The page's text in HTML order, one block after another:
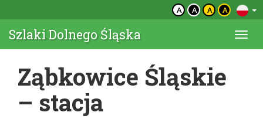
A A A A
Szlaki Dolnego Śląska
Ząbkowice Śląskie
– stacja